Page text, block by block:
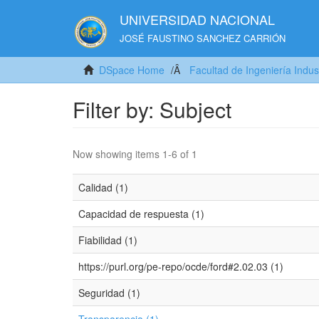
UNIVERSIDAD NACIONAL
JOSÉ FAUSTINO SANCHEZ CARRIÓN
DSpace Home Facultad de Ingeniería
Filter by: Subject
Now showing items 1-6 of 1
Calidad (1)
Capacidad de respuesta (1)
Fiabilidad (1)
https://purl.org/pe-repo/ocde/ford#2.02.03 (1)
Seguridad (1)